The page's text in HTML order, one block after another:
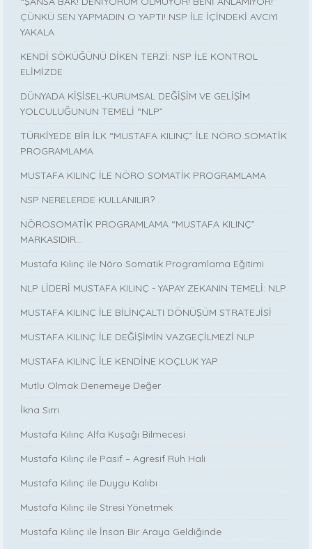
ÇÜNKÜ SEN YAPMADIN O YAPTI! NSP İLE İÇİNDEKİ AVCIYI
YAKALA
KENDİ SÖKÜĞÜNÜ DİKEN TERZİ: NSP İLE KONTROL
ELİMİZDE
DÜNYADA KİŞİSEL-KURUMSAL DEĞİŞİM VE GELİŞİM
YOLCULUĞUNUN TEMELİ “NLP”
TÜRKİYEDE BİR İLK “MUSTAFA KILINÇ” İLE NÖRO SOMATİK
PROGRAMLAMA
MUSTAFA KILINÇ İLE NÖRO SOMATİK PROGRAMLAMA
NSP NERELERDE KULLANILIR?
NÖROSOMATİK PROGRAMLAMA “MUSTAFA KILINÇ”
MARKASIDIR…
Mustafa Kılınç ile Nöro Somatik Programlama Eğitimi
NLP LİDERİ MUSTAFA KILINÇ - YAPAY ZEKANIN TEMELİ: NLP
MUSTAFA KILINÇ İLE BİLİNÇALTI DÖNÜŞÜM STRATEJİSİ
MUSTAFA KILINÇ İLE DEĞİŞİMİN VAZGEÇİLMEZİ NLP
MUSTAFA KILINÇ İLE KENDİNE KOÇLUK YAP
Mutlu Olmak Denemeye Değer
İkna Sırrı
Mustafa Kılınç Alfa Kuşağı Bilmecesi
Mustafa Kılınç ile Pasif – Agresif Ruh Hali
Mustafa Kılınç ile Duygu Kalıbı
Mustafa Kılınç ile Stresi Yönetmek
Mustafa Kılınç ile İnsan Bir Araya Geldiğinde